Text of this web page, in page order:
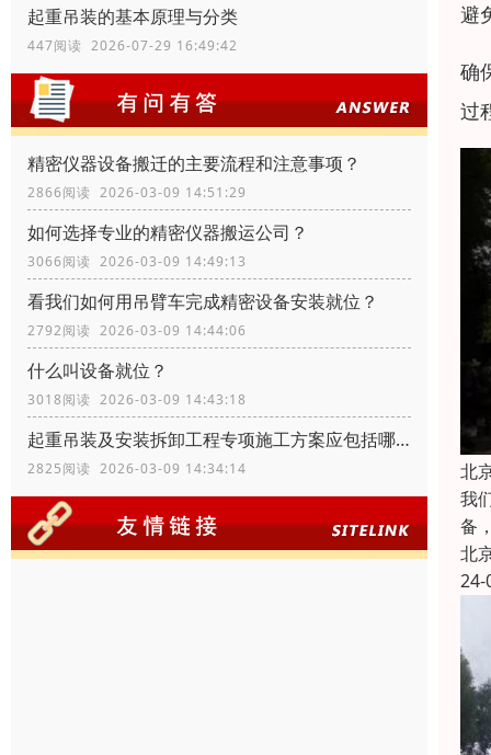
起重吊装的基本原理与分类
447阅读 2026-07-29 16:49:42
精密仪器设备搬迁的主要流程和注意事项？
2866阅读 2026-03-09 14:51:29
如何选择专业的精密仪器搬运公司？
3066阅读 2026-03-09 14:49:13
看我们如何用吊臂车完成精密设备安装就位？
2792阅读 2026-03-09 14:44:06
什么叫设备就位？
3018阅读 2026-03-09 14:43:18
起重吊装及安装拆卸工程专项施工方案应包括哪些内容？
2825阅读 2026-03-09 14:34:14
避
确
过
北
我
备
北
24-